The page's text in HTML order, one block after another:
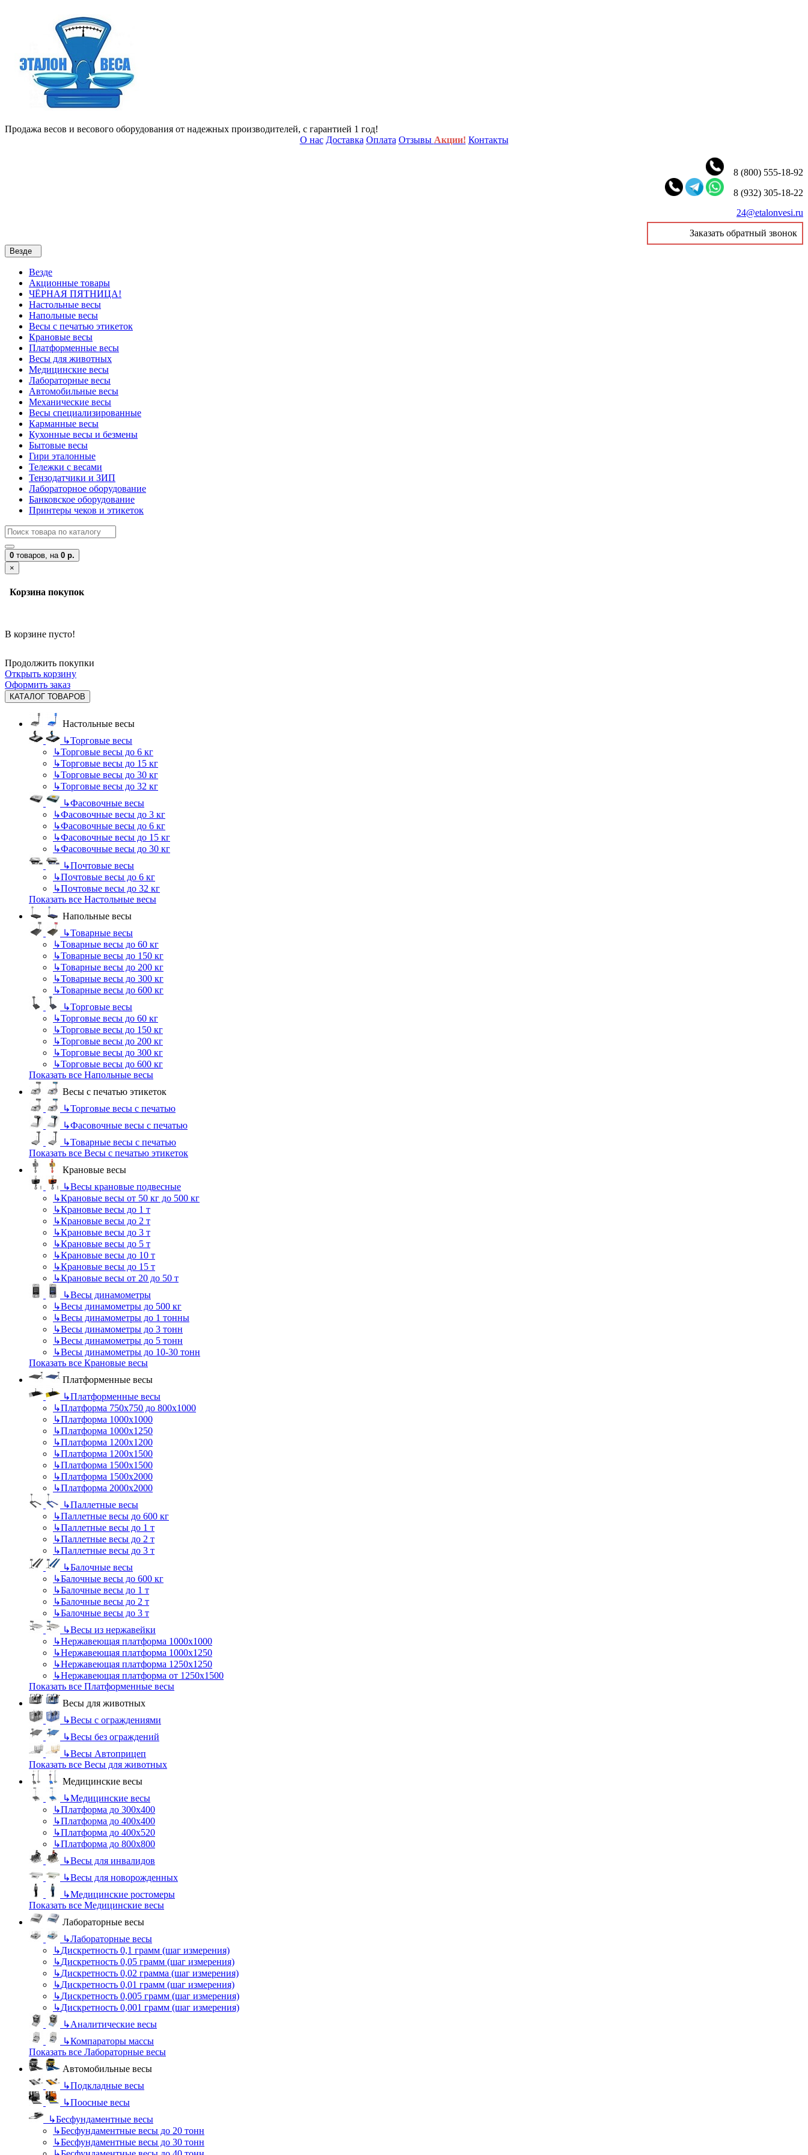
Продажа весов и весового оборудования от надежных производителей, с гарантией 1 год!
О нас Доставка Оплата Отзывы Акции! Контакты
8 (800) 555-18-92
8 (932) 305-18-22
24@etalonvesi.ru
Заказать обратный звонок
Везде
Везде
Акционные товары
ЧЁРНАЯ ПЯТНИЦА!
Настольные весы
Напольные весы
Весы с печатью этикеток
Крановые весы
Платформенные весы
Весы для животных
Медицинские весы
Лабораторные весы
Автомобильные весы
Механические весы
Весы специализированные
Карманные весы
Кухонные весы и безмены
Бытовые весы
Гири эталонные
Тележки с весами
Тензодатчики и ЗИП
Лабораторное оборудование
Банковское оборудование
Принтеры чеков и этикеток
0 товаров, на 0 р.
×
Корзина покупок
В корзине пусто!
Продолжить покупки
Открыть корзину
Оформить заказ
КАТАЛОГ ТОВАРОВ
Настольные весы
↳Торговые весы
↳Торговые весы до 6 кг
↳Торговые весы до 15 кг
↳Торговые весы до 30 кг
↳Торговые весы до 32 кг
↳Фасовочные весы
↳Фасовочные весы до 3 кг
↳Фасовочные весы до 6 кг
↳Фасовочные весы до 15 кг
↳Фасовочные весы до 30 кг
↳Почтовые весы
↳Почтовые весы до 6 кг
↳Почтовые весы до 32 кг
Показать все Настольные весы
Напольные весы
↳Товарные весы
↳Товарные весы до 60 кг
↳Товарные весы до 150 кг
↳Товарные весы до 200 кг
↳Товарные весы до 300 кг
↳Товарные весы до 600 кг
↳Торговые весы
↳Торговые весы до 60 кг
↳Торговые весы до 150 кг
↳Торговые весы до 200 кг
↳Торговые весы до 300 кг
↳Торговые весы до 600 кг
Показать все Напольные весы
Весы с печатью этикеток
↳Торговые весы с печатью
↳Фасовочные весы с печатью
↳Товарные весы с печатью
Показать все Весы с печатью этикеток
Крановые весы
↳Весы крановые подвесные
↳Крановые весы от 50 кг до 500 кг
↳Крановые весы до 1 т
↳Крановые весы до 2 т
↳Крановые весы до 3 т
↳Крановые весы до 5 т
↳Крановые весы до 10 т
↳Крановые весы до 15 т
↳Крановые весы от 20 до 50 т
↳Весы динамометры
↳Весы динамометры до 500 кг
↳Весы динамометры до 1 тонны
↳Весы динамометры до 3 тонн
↳Весы динамометры до 5 тонн
↳Весы динамометры до 10-30 тонн
Показать все Крановые весы
Платформенные весы
↳Платформенные весы
↳Платформа 750х750 до 800х1000
↳Платформа 1000х1000
↳Платформа 1000х1250
↳Платформа 1200х1200
↳Платформа 1200х1500
↳Платформа 1500х1500
↳Платформа 1500х2000
↳Платформа 2000х2000
↳Паллетные весы
↳Паллетные весы до 600 кг
↳Паллетные весы до 1 т
↳Паллетные весы до 2 т
↳Паллетные весы до 3 т
↳Балочные весы
↳Балочные весы до 600 кг
↳Балочные весы до 1 т
↳Балочные весы до 2 т
↳Балочные весы до 3 т
↳Весы из нержавейки
↳Нержавеющая платформа 1000х1000
↳Нержавеющая платформа 1000х1250
↳Нержавеющая платформа 1250х1250
↳Нержавеющая платформа от 1250х1500
Показать все Платформенные весы
Весы для животных
↳Весы с ограждениями
↳Весы без ограждений
↳Весы Автоприцеп
Показать все Весы для животных
Медицинские весы
↳Медицинские весы
↳Платформа до 300х400
↳Платформа до 400х400
↳Платформа до 400х520
↳Платформа до 800х800
↳Весы для инвалидов
↳Весы для новорожденных
↳Медицинские ростомеры
Показать все Медицинские весы
Лабораторные весы
↳Лабораторные весы
↳Дискретность 0,1 грамм (шаг измерения)
↳Дискретность 0,05 грамм (шаг измерения)
↳Дискретность 0,02 грамма (шаг измерения)
↳Дискретность 0,01 грамм (шаг измерения)
↳Дискретность 0,005 грамм (шаг измерения)
↳Дискретность 0,001 грамм (шаг измерения)
↳Аналитические весы
↳Компараторы массы
Показать все Лабораторные весы
Автомобильные весы
↳Подкладные весы
↳Поосные весы
↳Бесфундаментные весы
↳Бесфундаментные весы до 20 тонн
↳Бесфундаментные весы до 30 тонн